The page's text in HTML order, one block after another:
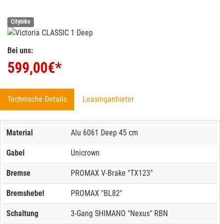
Citybike
Bei uns:
599,00€*
Technische Details Leasinganbieter
Material Alu 6061 Deep 45 cm
Gabel Unicrown
Bremse PROMAX V-Brake "TX123"
Bremshebel PROMAX "BL82"
Schaltung 3-Gang SHIMANO "Nexus" RBN